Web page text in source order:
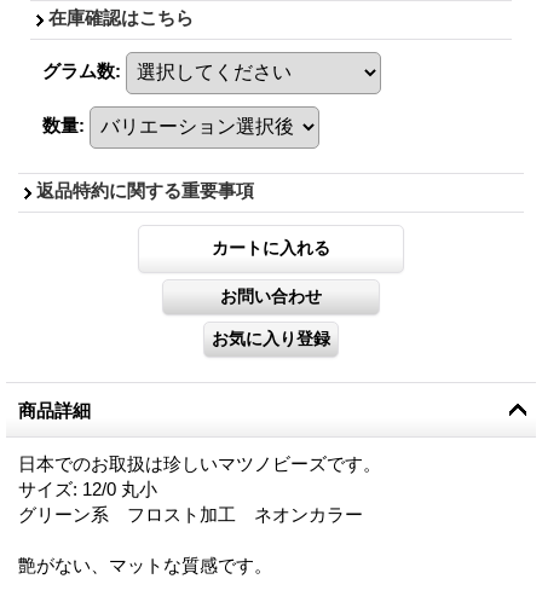
在庫確認はこちら
グラム数:
数量:
返品特約に関する重要事項
商品詳細
日本でのお取扱は珍しいマツノビーズです。
サイズ: 12/0 丸小
グリーン系 フロスト加工 ネオンカラー
艶がない、マットな質感です。